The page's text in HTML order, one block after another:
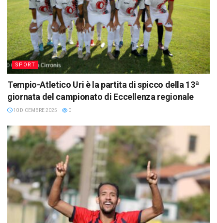
SPORT
Tempio-Atletico Uri è la partita di spicco della 13ª
giornata del campionato di Eccellenza regionale
10 DICEMBRE 2025 0